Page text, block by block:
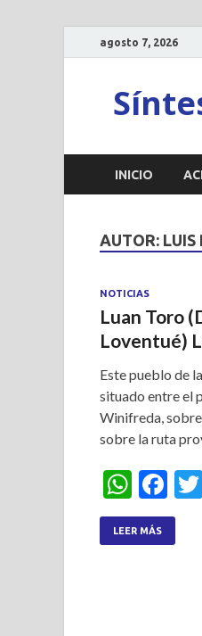
agosto 7, 2026
INICIO
AUTOR: LUIS
NOTICIAS
Luan Toro
Loventué)
Este pueblo de
situado entre el
Winifreda,
sobre la ruta
W
h
at
F
ac
e
LEER MÁS